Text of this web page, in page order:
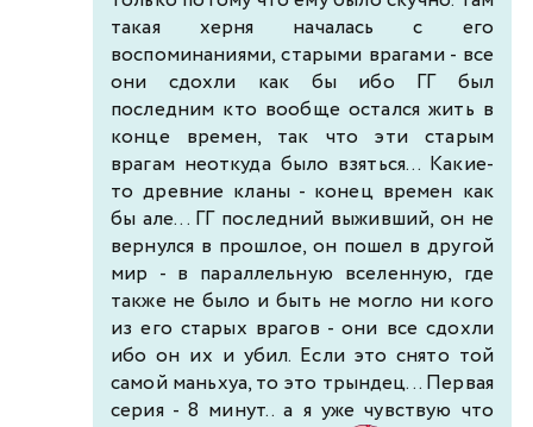
такая херня началась с его
воспоминаниями, старыми врагами - все
они сдохли как бы ибо ГГ был
последним кто вообще остался жить в
конце времен, так что эти старым
врагам неоткуда было взяться... Какие-
то древние кланы - конец времен как
бы але... ГГ последний выживший, он не
вернулся в прошлое, он пошел в другой
мир - в параллельную вселенную, где
также не было и быть не могло ни кого
из его старых врагов - они все сдохли
ибо он их и убил. Если это снято той
самой маньхуа, то это трындец... Первая
серия - 8 минут.. а я уже чувствую что